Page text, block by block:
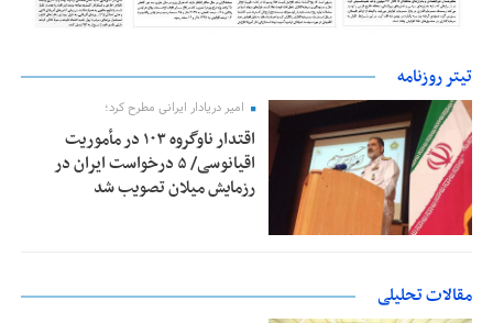
تیتر روزنامه
امیر دریادار ایرانی مطرح کرد؛
اقتدار ناوگروه ۱۰۳ در مأموریت‌
اقیانوسی/ ۵ درخواست ایران در
رزمایش میلان تصویب شد
مقالات تحلیلی